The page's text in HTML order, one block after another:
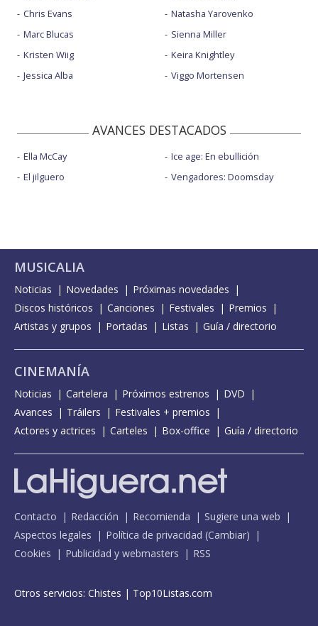
Chris Evans
Marc Blucas
Kristen Wiig
Jessica Alba
Natasha Yarovenko
Sienna Miller
Keira Knightley
Viggo Mortensen
AVANCES DESTACADOS
Ella McCay
El jilguero
Ice age: En ebullición
Vengadores: Doomsday
MUSICALIA
Noticias Novedades
Próximas novedades
Discos históricos
Canciones Festivales
Premios
Artistas y grupos
Portadas Listas Guía / directorio
CINEMANÍA
Noticias Cartelera Próximos estrenos
DVD
Avances
Tráilers
Festivales + premios
Actores y actrices
Carteles Box-office Guía / directorio
Contacto Redacción Recomienda
Sugiere una web
Aspectos legales
Política de privacidad (Cambiar)
Cookies
Publicidad y webmasters RSS
Otros servicios: Chistes | Top10Listas.com